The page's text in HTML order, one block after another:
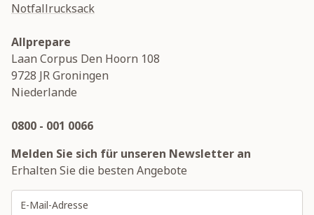
Notfallrucksack
Allprepare
Laan Corpus Den Hoorn 108
9728 JRGroningen
Niederlande
0800 - 001 0066
Melden Sie sich für unseren Newsletter an
Erhalten Sie die besten Angebote